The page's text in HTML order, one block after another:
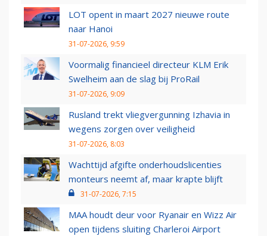
LOT opent in maart 2027 nieuwe route
naar Hanoi
31-07-2026, 9:59
Voormalig financieel directeur KLM Erik
Swelheim aan de slag bij ProRail
31-07-2026, 9:09
Rusland trekt vliegvergunning Izhavia in
wegens zorgen over veiligheid
31-07-2026, 8:03
Wachttijd afgifte onderhoudslicenties
monteurs neemt af, maar krapte blijft
31-07-2026, 7:15
MAA houdt deur voor Ryanair en Wizz Air
open tijdens sluiting Charleroi Airport